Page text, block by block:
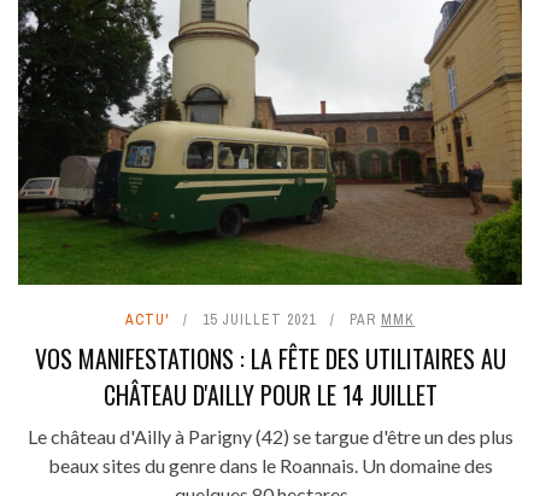
ACTU' 15 JUILLET 2021 PAR MMK
VOS MANIFESTATIONS : LA FÊTE DES UTILITAIRES AU
CHÂTEAU D'AILLY POUR LE 14 JUILLET
Le château d'Ailly à Parigny (42) se targue d'être un des plus
beaux sites du genre dans le Roannais. Un domaine des